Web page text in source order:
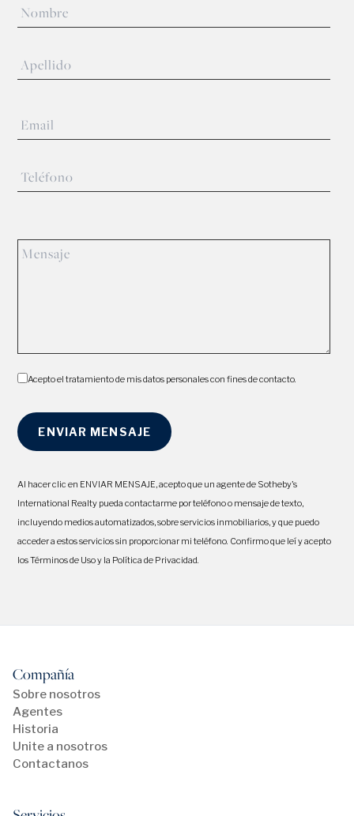
Acepto el tratamiento de mis datos personales con fines de contacto.
Al hacer clic en ENVIAR MENSAJE, acepto que un agente de Sotheby's
International Realty pueda contactarme por teléfono o mensaje de texto,
incluyendo medios automatizados, sobre servicios inmobiliarios, y que puedo
acceder a estos servicios sin proporcionar mi teléfono. Confirmo que leí y acepto
los Términos de Uso y la Política de Privacidad.
Compañía
Sobre nosotros
Agentes
Historia
Unite a nosotros
Contactanos